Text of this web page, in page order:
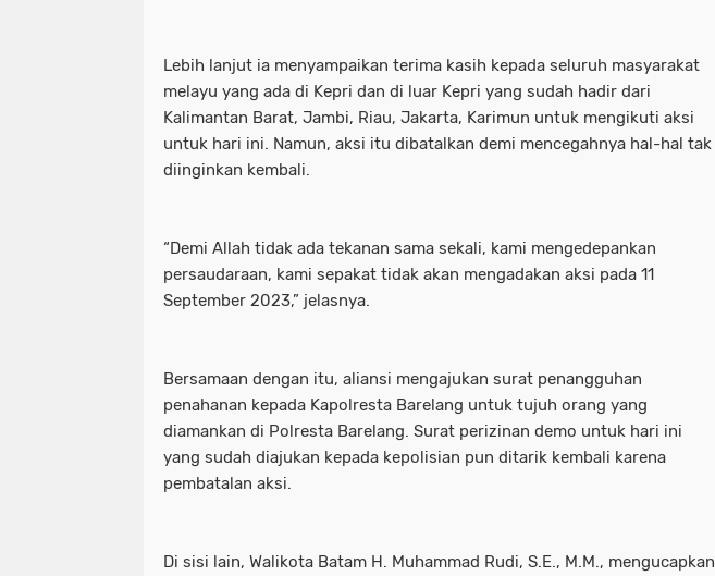
Lebih lanjut ia menyampaikan terima kasih kepada seluruh masyarakat
melayu yang ada di Kepri dan di luar Kepri yang sudah hadir dari
Kalimantan Barat, Jambi, Riau, Jakarta, Karimun untuk mengikuti aksi
untuk hari ini. Namun, aksi itu dibatalkan demi mencegahnya hal-hal tak
diinginkan kembali.
“Demi Allah tidak ada tekanan sama sekali, kami mengedepankan
persaudaraan, kami sepakat tidak akan mengadakan aksi pada 11
September 2023,” jelasnya.
Bersamaan dengan itu, aliansi mengajukan surat penangguhan
penahanan kepada Kapolresta Barelang untuk tujuh orang yang
diamankan di Polresta Barelang. Surat perizinan demo untuk hari ini
yang sudah diajukan kepada kepolisian pun ditarik kembali karena
pembatalan aksi.
Di sisi lain, Walikota Batam H. Muhammad Rudi, S.E., M.M., mengucapkan